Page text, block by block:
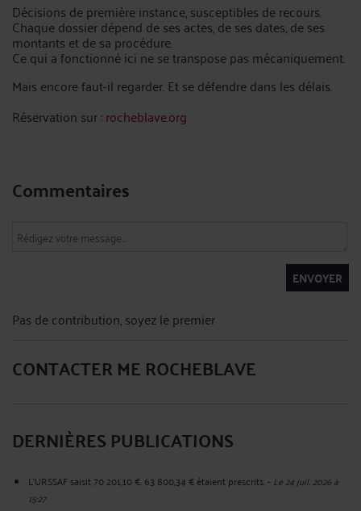
Décisions de première instance, susceptibles de recours.
Chaque dossier dépend de ses actes, de ses dates, de ses
montants et de sa procédure.
Ce qui a fonctionné ici ne se transpose pas mécaniquement.
Mais encore faut-il regarder. Et se défendre dans les délais.
Réservation sur :rocheblave.org
Commentaires
ENVOYER
Pas de contribution, soyez le premier
CONTACTER ME ROCHEBLAVE
DERNIÈRES PUBLICATIONS
L'URSSAF saisit 70 201,10 €. 63 800,34 € étaient prescrits.- Le 24 juil. 2026 à
15:27